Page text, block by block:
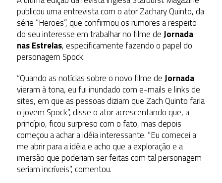
publicou uma entrevista com o ator Zachary Quinto, da
série “Heroes”, que confirmou os rumores a respeito
do seu interesse em trabalhar no filme deJornada
nas Estrelas, especificamente fazendo o papel do
personagem Spock.
“Quando as notícias sobre o novo filme deJornada
vieram à tona, eu fui inundado com e-mails e links de
sites, em que as pessoas diziam que Zach Quinto faria
o jovem Spock”, disse o ator acrescentando que, a
princípio, ficou surpreso com o fato, mas depois
começou a achar a idéia interessante. “Eu comecei a
me abrir para a idéia e acho que a exploração e a
imersão que poderiam ser feitas com tal personagem
seriam incríveis”, comentou.